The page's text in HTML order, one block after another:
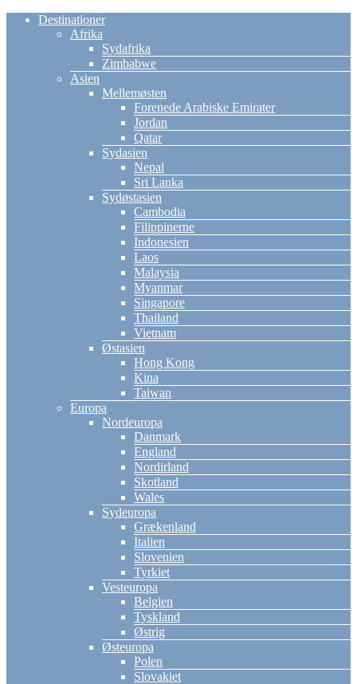
Destinationer
Afrika
Sydafrika
Zimbabwe
Asien
Mellemøsten
Forenede Arabiske Emirater
Jordan
Qatar
Sydasien
Nepal
Sri Lanka
Sydøstasien
Cambodia
Filippinerne
Indonesien
Laos
Malaysia
Myanmar
Singapore
Thailand
Vietnam
Østasien
Hong Kong
Kina
Taiwan
Europa
Nordeuropa
Danmark
England
Nordirland
Skotland
Wales
Sydeuropa
Grækenland
Italien
Slovenien
Tyrkiet
Vesteuropa
Belgien
Tyskland
Østrig
Østeuropa
Polen
Slovakiet